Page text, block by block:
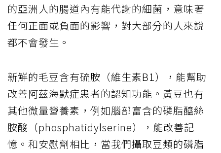
的亞洲人的腸道內有能代謝的細菌，意味著
任何正面或負面的影響，對大部分的人來說
都不會發生。
新鮮的毛豆含有硫胺（維生素B1），能幫助
改善阿茲海默症患者的認知功能。黃豆也有
其他微量營養素，例如腦部富含的磷脂醯絲
胺酸（phosphatidylserine），能改善記
憶。和安慰劑相比，當我們攝取豆類的磷脂